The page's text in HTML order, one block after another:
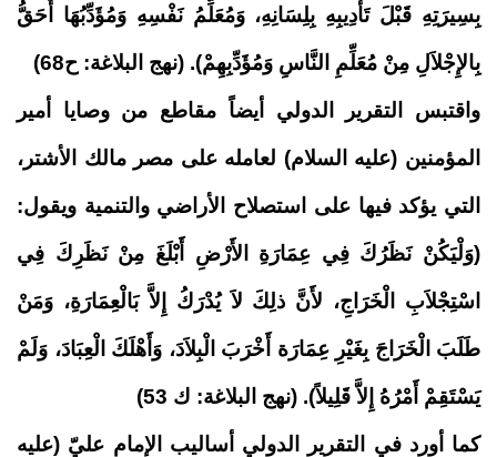
بِسِيرَتِهِ قَبْلَ تَأْدِيبِهِ بِلِسَانِهِ، وَمُعَلِّمُ نَفْسِهِ وَمُؤَدِّبُهَا أَحَقُّ
بِالإِجْلاَلِ مِنْ مُعَلِّمِ النَّاسِ وَمُؤَدِّبِهِمْ). (نهج البلاغة: ح68)
واقتبس التقرير الدولي أيضاً مقاطع من وصايا أمير
المؤمنين (عليه السلام) لعامله على مصر مالك الأشتر،
التي يؤكد فيها على استصلاح الأراضي والتنمية ويقول:
(وَلْيَكُنْ نَظَرُكَ فِي عِمَارَةِ الأَرْضِ أَبْلَغَ مِنْ نَظَرِكَ فِي
اسْتِجْلاَبِ الْخَرَاجِ، لأَنَّ ذلِكَ لاَ يُدْرَكُ إِلاَّ بَالْعِمَارَةِ، وَمَنْ
طَلَبَ الْخَرَاجَ بِغَيْرِ عِمَارَة أَخْرَبَ الْبِلاَدَ، وَأَهْلَكَ الْعِبَادَ، وَلَمْ
يَسْتَقِمْ أَمْرُهُ إِلاَّ قَلِيلاً). (نهج البلاغة: ك 53)
كما أورد في التقرير الدولي أساليب الإمام عليّ (عليه